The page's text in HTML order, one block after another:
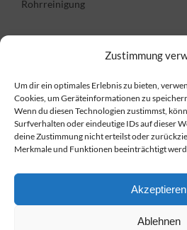
Zustimmung
Um dir ein optimales Erlebnis zu bieten,
Cookies, um Geräteinformationen zu
Wenn du diesen Technologien zustimmst,
Surfverhalten oder eindeutige IDs auf dieser
deine Zustimmung nicht erteilst oder
Merkmale und Funktionen beeinträchtigt
Akzeptieren
Ablehnen
Rohrreinigung
FAQ
Preise
Impressum
Cookie-Richtlinie